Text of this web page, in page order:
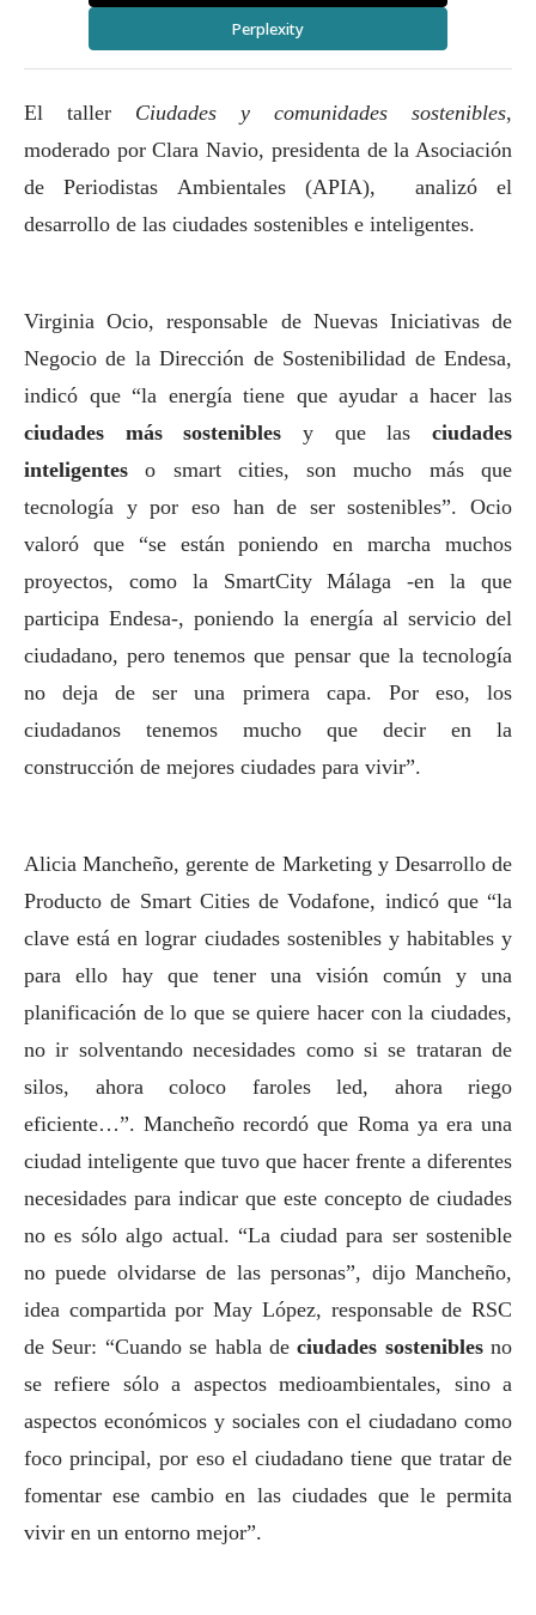
Perplexity
El taller Ciudades y comunidades sostenibles,
moderado por Clara Navio, presidenta de la Asociación
de Periodistas Ambientales (APIA), analizó el
desarrollo de las ciudades sostenibles e inteligentes.
Virginia Ocio, responsable de Nuevas Iniciativas de
Negocio de la Dirección de Sostenibilidad de Endesa,
indicó que “la energía tiene que ayudar a hacer las
ciudades más sostenibles y que lasciudades
inteligentes o smart cities, son mucho más que
tecnología y por eso han de ser sostenibles”. Ocio
valoró que “se están poniendo en marcha muchos
proyectos, como la SmartCity Málaga -en la que
participa Endesa-, poniendo la energía al servicio del
ciudadano, pero tenemos que pensar que la tecnología
no deja de ser una primera capa. Por eso, los
ciudadanos tenemos mucho que decir en la
construcción de mejores ciudades para vivir”.
Alicia Mancheño, gerente de Marketing y Desarrollo de
Producto de Smart Cities de Vodafone, indicó que “la
clave está en lograr ciudades sostenibles y habitables y
para ello hay que tener una visión común y una
planificación de lo que se quiere hacer con la ciudades,
no ir solventando necesidades como si se trataran de
silos, ahora coloco faroles led, ahora riego
eficiente…”.Mancheño recordó que Roma ya era una
ciudad inteligente que tuvo que hacer frente a diferentes
necesidades para indicar que este concepto de ciudades
no es sólo algo actual. “La ciudad para ser sostenible
no puede olvidarse de las personas”, dijo Mancheño,
idea compartida por May López, responsable de RSC
de Seur: “Cuando se habla deciudades sostenibles no
se refiere sólo a aspectos medioambientales, sino a
aspectos económicos y sociales con el ciudadano como
foco principal, por eso el ciudadano tiene que tratar de
fomentar ese cambio en las ciudades que le permita
vivir en un entorno mejor”.